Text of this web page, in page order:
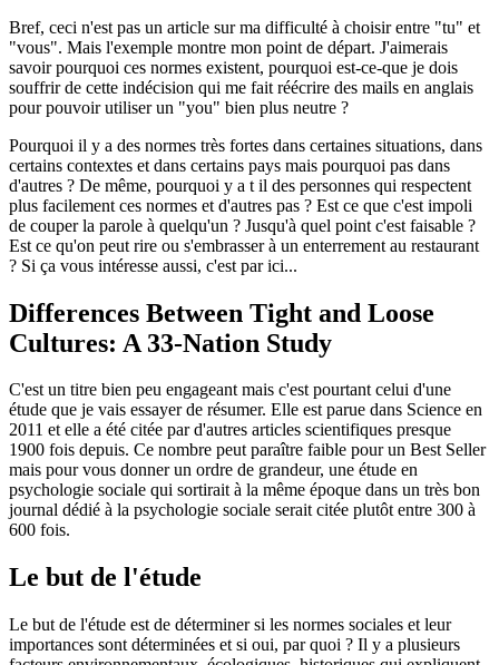
Bref, ceci n'est pas un article sur ma difficulté à choisir entre "tu" et
"vous". Mais l'exemple montre mon point de départ. J'aimerais
savoir pourquoi ces normes existent, pourquoi est-ce-que je dois
souffrir de cette indécision qui me fait réécrire des mails en anglais
pour pouvoir utiliser un "you" bien plus neutre ?
Pourquoi il y a des normes très fortes dans certaines situations, dans
certains contextes et dans certains pays mais pourquoi pas dans
d'autres ? De même, pourquoi y a t il des personnes qui respectent
plus facilement ces normes et d'autres pas ? Est ce que c'est impoli
de couper la parole à quelqu'un ? Jusqu'à quel point c'est faisable ?
Est ce qu'on peut rire ou s'embrasser à un enterrement au restaurant
? Si ça vous intéresse aussi, c'est par ici...
Differences Between Tight and Loose
Cultures: A 33-Nation Study
C'est un titre bien peu engageant mais c'est pourtant celui d'une
étude que je vais essayer de résumer. Elle est parue dans Science en
2011 et elle a été citée par d'autres articles scientifiques presque
1900 fois depuis. Ce nombre peut paraître faible pour un Best Seller
mais pour vous donner un ordre de grandeur, une étude en
psychologie sociale qui sortirait à la même époque dans un très bon
journal dédié à la psychologie sociale serait citée plutôt entre 300 à
600 fois.
Le but de l'étude
Le but de l'étude est de déterminer si les normes sociales et leur
importances sont déterminées et si oui, par quoi ? Il y a plusieurs